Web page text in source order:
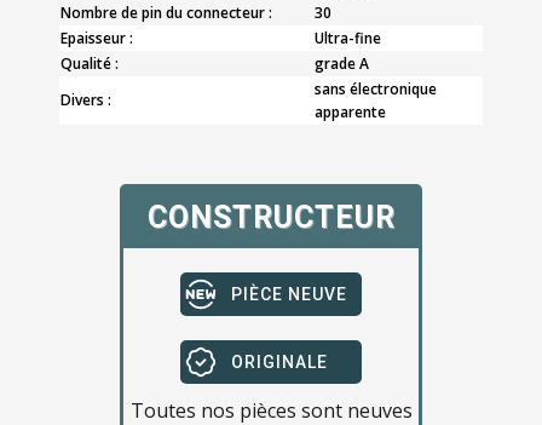
Nombre de pin du connecteur :
30
Epaisseur :
Ultra-fine
Qualité :
grade A
Divers :
sans électronique
apparente
CONSTRUCTEUR
PIÈCE NEUVE
ORIGINALE
Toutes nos pièces sont neuves